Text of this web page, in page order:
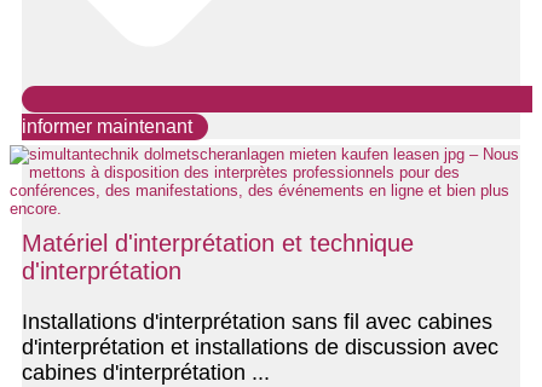
informer maintenant
Matériel d'interprétation et technique
d'interprétation
Installations d'interprétation sans fil avec cabines
d'interprétation et installations de discussion avec
cabines d'interprétation ...